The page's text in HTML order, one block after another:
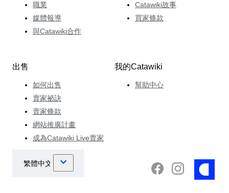
職業
媒體報導
與Catawiki合作
Catawiki故事
買家條款
出售
如何出售
賣家祕訣
賣家條款
網站推廣計畫
成為Catawiki Live賣家
我的Catawiki
幫助中心